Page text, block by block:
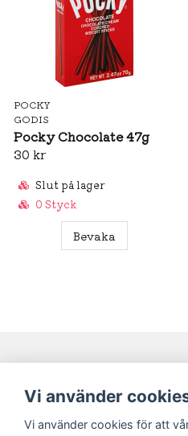
POCKY
GODIS
Pocky Chocolate 47g
30 kr
Slut på lager
0 Styck
Bevaka
Navigering
Nyheter!
Vi använder
Vi använder cookies för att